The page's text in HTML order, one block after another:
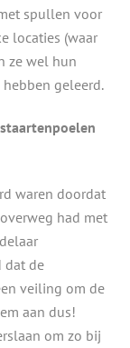
spullen voor
locaties (waar
ze wel hun
geleerd.
waren doordat
had met
dat de
veiling om de
aan dus!
om zo bij